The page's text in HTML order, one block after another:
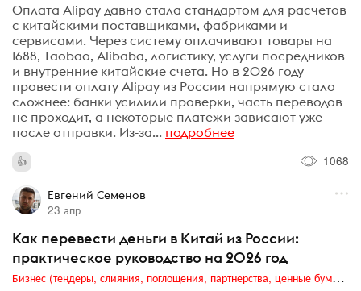
Оплата Alipay давно стала стандартом для расчетов
с китайскими поставщиками, фабриками и
сервисами. Через систему оплачивают товары на
1688, Taobao, Alibaba, логистику, услуги посредников
и внутренние китайские счета. Но в 2026 году
провести оплату Alipay из России напрямую стало
сложнее: банки усилили проверки, часть переводов
не проходит, а некоторые платежи зависают уже
после отправки. Из-за... подробнее
1068
Евгений Семенов
23 апр
Как перевести деньги в Китай из России:
практическое руководство на 2026 год
Бизнес (тендеры, слияния, поглощения, партнерства, ценные бумаги, акционеры, финансы и отчетность)